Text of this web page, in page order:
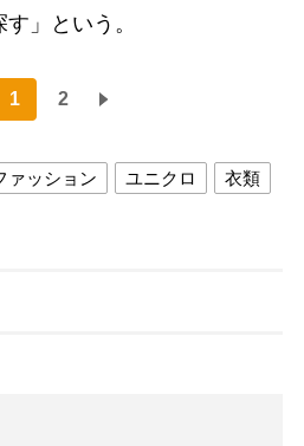
」という。
1 2
ァッション ユニクロ
衣類